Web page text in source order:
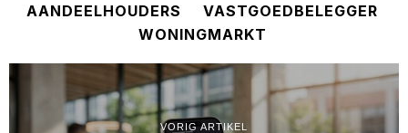
AANDEELHOUDERS
VASTGOEDBELEGGER
WONINGMARKT
VORIG ARTIKEL